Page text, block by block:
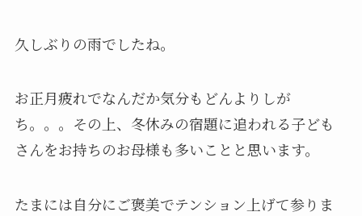
久しぶりの雨でしたね。
お正月疲れでなんだか気分もどんよりしが
ち。。。その上、冬休みの宿題に追われる子ども
さんをお持ちのお母様も多いことと思います。
たまには自分にご褒美でテンション上げて参りま